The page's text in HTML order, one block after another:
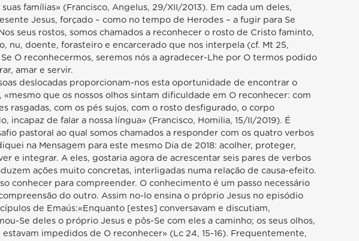
suas famílias» (Francisco, Angelus, 29/XII/2013). Em cada um deles,
Jesus, forçado – como no tempo de Herodes – a fugir para Se
seus rostos, somos chamados a reconhecer o rosto de Cristo faminto,
nu, doente, forasteiro e encarcerado que nos interpela (cf. Mt 25,
Se O reconhecermos, seremos nós a agradecer-Lhe por O termos podido
amar e servir.
deslocadas proporcionam-nos esta oportunidade de encontrar o
«mesmo que os nossos olhos sintam dificuldade em O reconhecer: com
rasgadas, com os pés sujos, com o rosto desfigurado, o corpo
incapaz de falar a nossa língua» (Francisco, Homilia, 15/II/2019). É
pastoral ao qual somos chamados a responder com os quatro verbos
na Mensagem para este mesmo Dia de 2018: acolher, proteger,
e integrar. A eles, gostaria agora de acrescentar seis pares de verbos
ações muito concretas, interligadas numa relação de causa-efeito.
conhecer para compreender. O conhecimento é um passo necessário
do outro. Assim no-lo ensina o próprio Jesus no episódio
de Emaús:«Enquanto [estes] conversavam e discutiam,
Se deles o próprio Jesus e pôs-Se com eles a caminho; os seus olhos,
estavam impedidos de O reconhecer» (Lc 24, 15-16). Frequentemente,